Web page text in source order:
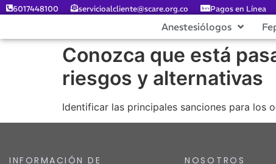
6017448100 servicioalcliente@scare.org.co Pagos en Línea
Anestesiólogos
Conozca que está
riesgos y alternativas
Identificar las principales sanciones para los
INFORMACIÓN DE NOSOTROS